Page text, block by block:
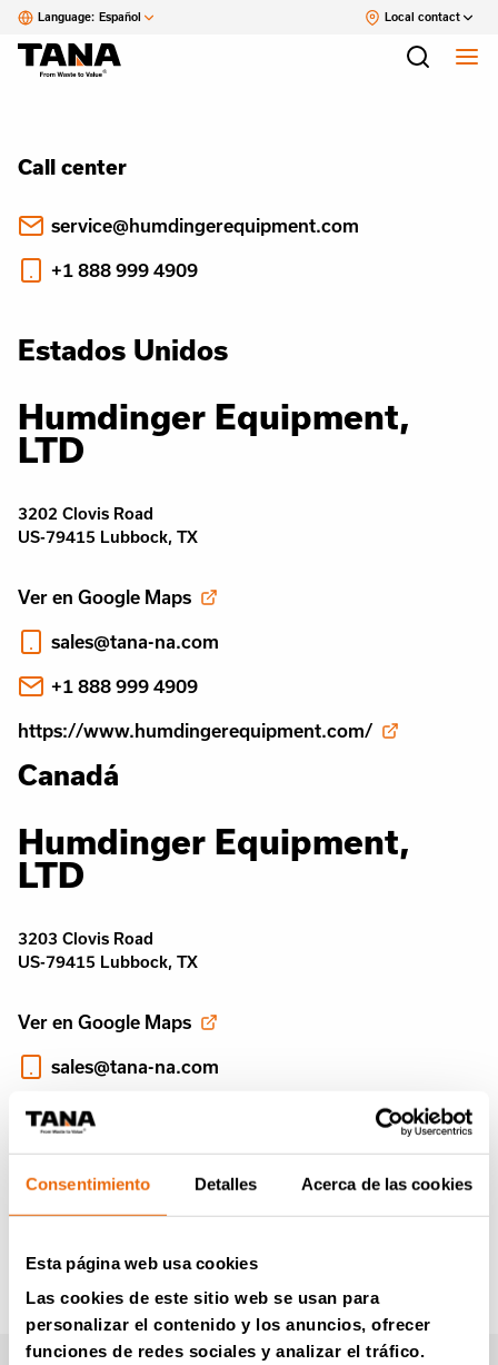
Consentimiento Detalles Acerca de las cookies
Esta página web usa cookies
Las cookies de este sitio web se usan para
personalizar el contenido y los anuncios, ofrecer
funciones de redes sociales y analizar el tráfico.
Language: Español Local contact
Call center
service@humdingerequipment.com
+1 888 999 4909
Estados Unidos
Humdinger Equipment,
LTD
3202 Clovis Road
US-79415 Lubbock, TX
Ver en Google Maps
sales@tana-na.com
+1 888 999 4909
https://www.humdingerequipment.com/
Canadá
Humdinger Equipment,
LTD
3203 Clovis Road
US-79415 Lubbock, TX
Ver en Google Maps
sales@tana-na.com
+1 806 771 9944
https://www.humdingerequipment.com/